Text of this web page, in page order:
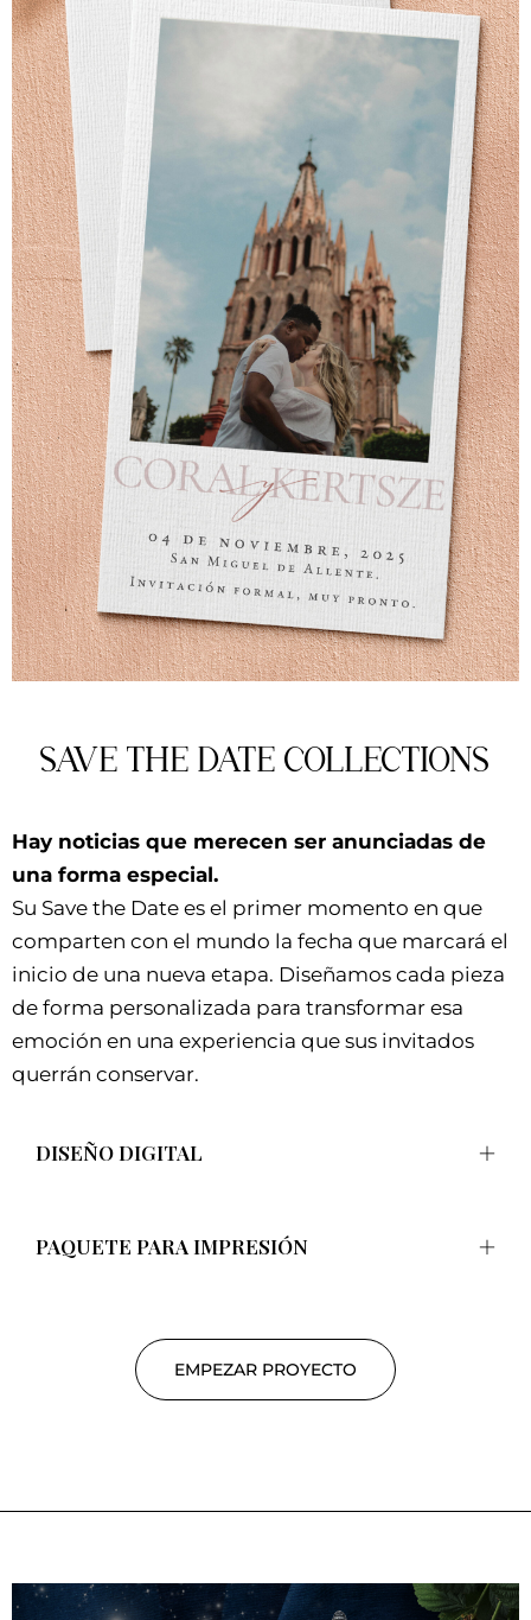
SAVE THE DATE COLLECTIONS
Hay noticias que merecen ser anunciadas de
una forma especial.
Su Save the Date es el primer momento en que
comparten con el mundo la fecha que marcará el
inicio de una nueva etapa. Diseñamos cada pieza
de forma personalizada para transformar esa
emoción en una experiencia que sus invitados
querrán conservar.
DISEÑO DIGITAL
PAQUETE PARA IMPRESIÓN
EMPEZAR PROYECTO